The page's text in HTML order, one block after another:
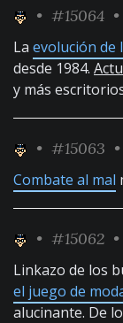
• #15064
La evolución de
desde 1984.
y más
• #15063
Combate al mal
• #15062
Linkazo de los
el juego de
alucinante. De